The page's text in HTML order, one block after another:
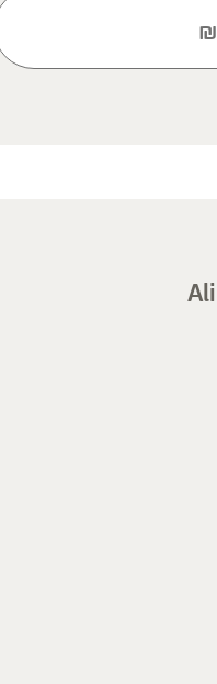
הסר ספק המידע אינו מהווה המלצה
₪